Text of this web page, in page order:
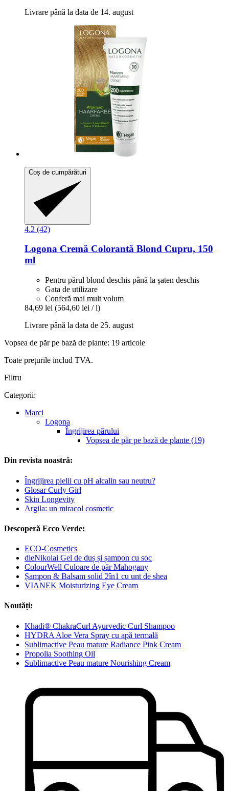
Livrare până la data de 14. august
Coș de cumpărături
4.2 (42)
Logona Cremă Colorantă Blond Cupru, 150
ml
Pentru părul blond deschis până la șaten deschis
Gata de utilizare
Conferă mai mult volum
84,69 lei (564,60 lei / l)
Livrare până la data de 25. august
Vopsea de păr pe bază de plante: 19 articole
Toate prețurile includ TVA.
Filtru
Categorii:
Marci
Logona
Îngrijirea părului
Vopsea de păr pe bază de plante (19)
Din revista noastră:
Îngrijirea pielii cu pH alcalin sau neutru?
Glosar Curly Girl
Skin Longevity
Argila: un miracol cosmetic
Descoperă Ecco Verde:
ECO-Cosmetics
dieNikolai Gel de duș și șampon cu soc
ColourWell Culoare de păr Mahogany
Șampon & Balsam solid 2în1 cu unt de shea
VIANEK Moisturizing Eye Cream
Noutăți:
Khadi® ChakraCurl Ayurvedic Curl Shampoo
HYDRA Aloe Vera Spray cu apă termală
Sublimactive Peau mature Radiance Pink Cream
Propolia Soothing Oil
Sublimactive Peau mature Nourishing Cream